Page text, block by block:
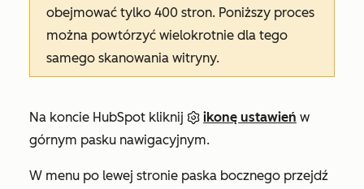
obejmować tylko 400 stron. Poniższy proces
można powtórzyć wielokrotnie dla tego
samego skanowania witryny.
Na koncie HubSpot kliknij ikonę ustawień w
górnym pasku nawigacyjnym.
W menu po lewej stronie paska bocznego przejdź